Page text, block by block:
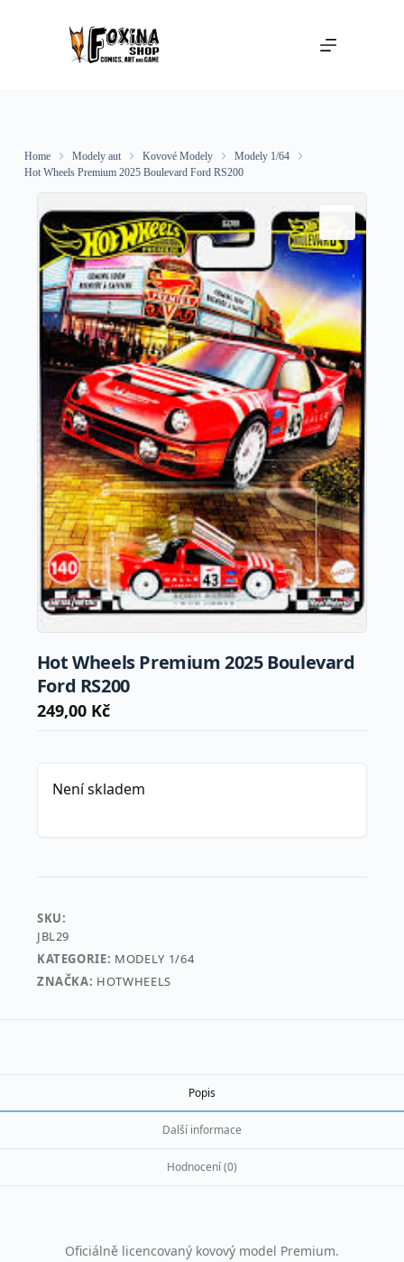
Home Modely aut Kovové Modely
Modely 1/64
Hot Wheels Premium 2025 Boulevard Ford RS200
Hot Wheels Premium 2025 Boulevard
Ford RS200
249,00 Kč
Není skladem
SKU:
JBL29
KATEGORIE: MODELY 1/64
ZNAČKA: HOTWHEELS
Popis
Další informace
Hodnocení (0)
Oficiálně licencovaný kovový model Premium.